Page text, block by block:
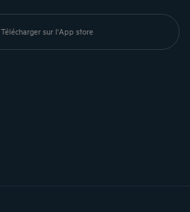
Télécharger sur l'App store